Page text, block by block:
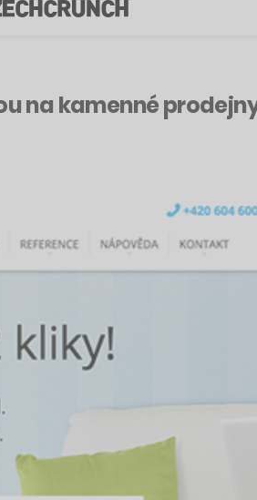
na kamenné